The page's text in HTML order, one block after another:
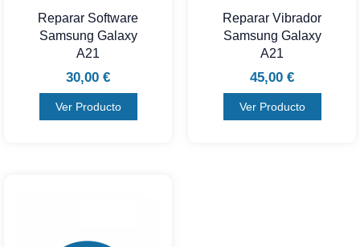
Reparar Software
Samsung Galaxy
A21
30,00 €
Ver Producto
Reparar Vibrador
Samsung Galaxy
A21
45,00 €
Ver Producto